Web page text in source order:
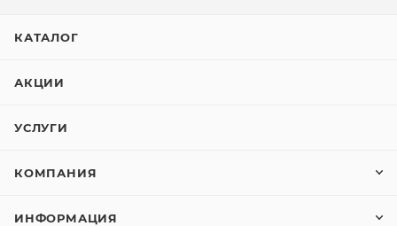
КАТАЛОГ
АКЦИИ
УСЛУГИ
КОМПАНИЯ
ИНФОРМАЦИЯ